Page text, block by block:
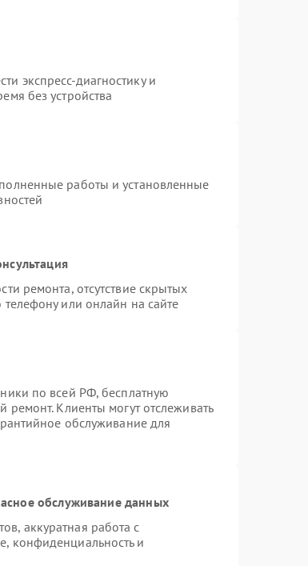
экспресс-диагностику и
без устройства
работы и установленные
ремонта, отсутствие скрытых
или онлайн на сайте
по всей РФ, бесплатную
Клиенты могут отслеживать
обслуживание для
обслуживание данных
аккуратная работа с
конфиденциальность и